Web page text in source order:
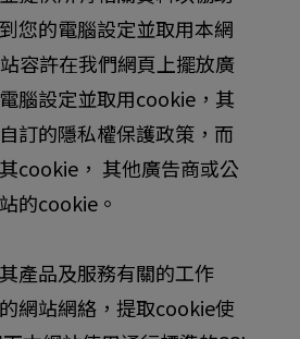
您的電腦設定並取用本網
容許在我們網頁上擺放廣
腦設定並取用cookie，其
訂的隱私權保護政策，而
cookie， 其他廣告商或公
的cookie。
產品及服務有關的工作
網站網絡，提取cookie使